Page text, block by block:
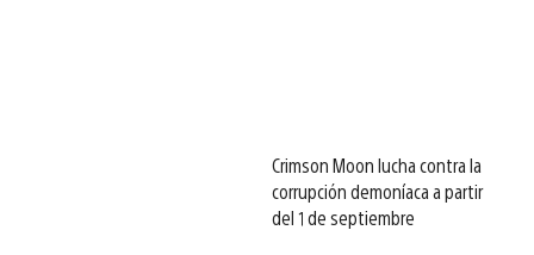
Crimson Moon lucha contra la
corrupción demoníaca a partir
del 1 de septiembre